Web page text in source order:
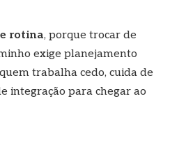
rotina, porque trocar de
exige planejamento
trabalha cedo, cuida de
integração para chegar ao